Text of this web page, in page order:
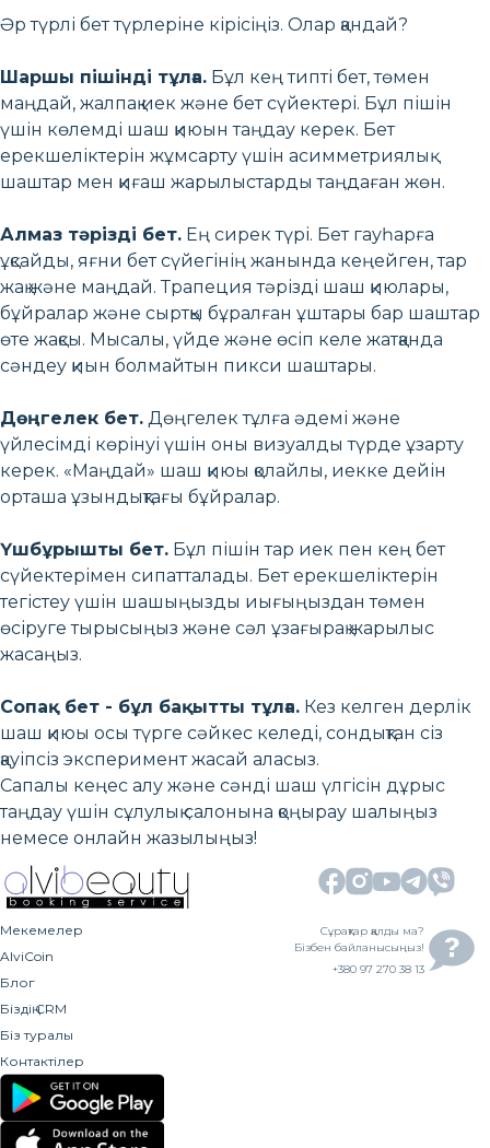
Әр түрлі бет түрлеріне кірісіңіз. Олар қандай?
Шаршы пішінді тұлға. Бұл кең типті бет, төмен
маңдай, жалпақ иек және бет сүйектері. Бұл пішін
үшін көлемді шаш қиюын таңдау керек. Бет
ерекшеліктерін жұмсарту үшін асимметриялық
шаштар мен қиғаш жарылыстарды таңдаған жөн.
Алмаз тәрізді бет. Ең сирек түрі. Бет гауһарға
ұқсайды, яғни бет сүйегінің жанында кеңейген, тар
жақ және маңдай. Трапеция тәрізді шаш қиюлары,
бұйралар және сыртқы бұралған ұштары бар шаштар
өте жақсы. Мысалы, үйде және өсіп келе жатқанда
сәндеу қиын болмайтын пикси шаштары.
Дөңгелек бет. Дөңгелек тұлға әдемі және
үйлесімді көрінуі үшін оны визуалды түрде ұзарту
керек. «Маңдай» шаш қиюы қолайлы, иекке дейін
орташа ұзындықтағы бұйралар.
Үшбұрышты бет. Бұл пішін тар иек пен кең бет
сүйектерімен сипатталады. Бет ерекшеліктерін
тегістеу үшін шашыңызды иығыңыздан төмен
өсіруге тырысыңыз және сәл ұзағырақ жарылыс
жасаңыз.
Сопақ бет - бұл бақытты тұлға. Кез келген дерлік
шаш қиюы осы түрге сәйкес келеді, сондықтан сіз
қауіпсіз эксперимент жасай аласыз.
Сапалы кеңес алу және сәнді шаш үлгісін дұрыс
таңдау үшін сұлулық салонына қоңырау шалыңыз
немесе онлайн жазылыңыз!
Мекемелер
AlviCoin
Блог
Біздің CRM
Біз туралы
Контактілер
Сұрақтар қалды ма?
Бізбен байланысыңыз!
+380 97 270 38 13